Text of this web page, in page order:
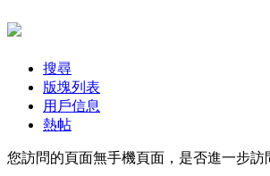
搜尋
版塊列表
用戶信息
熱帖
您訪問的頁面無手機頁面，是否進一步訪